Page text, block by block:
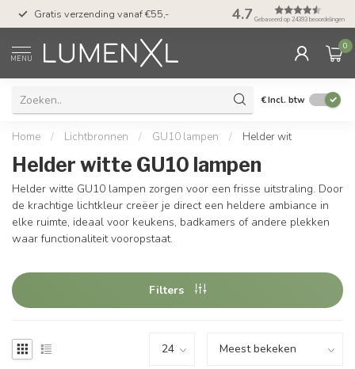
Gratis verzending vanaf €55,- 50 dagen
met Klarna
4.7 Gebaseerd op 24393 beoordelingen
MENU
0
€Incl. btw
Home / Lichtbronnen / GU10 lampen / Helder wit
Helder witte GU10 lampen
Helder witte GU10 lampen zorgen voor een frisse uitstraling. Door
de krachtige lichtkleur creëer je direct een heldere ambiance in
elke ruimte, ideaal voor keukens, badkamers of andere plekken
waar functionaliteit vooropstaat.
Filters